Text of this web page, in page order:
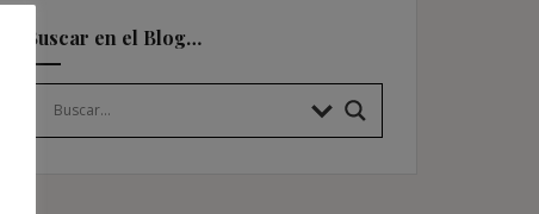
Buscar en el Blog…